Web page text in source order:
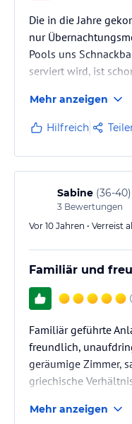
Die in die Jahre
nur
Pools uns
serviert wird, ist
Hügelig was auch
Die Sauberkeit ist
Das die AC extra
Buchung nicht
WLAN ist im
das neueste und
Mehr anzeigen
Hilfreich
Sabine (36-40)
3 Bewertungen
Vor 10 Jahren • Verreist
Familiär und
Familiär geführte
freundlich,
geräumige Zimmer,
griechische
Stiegen erschlossen.
Mehr anzeigen